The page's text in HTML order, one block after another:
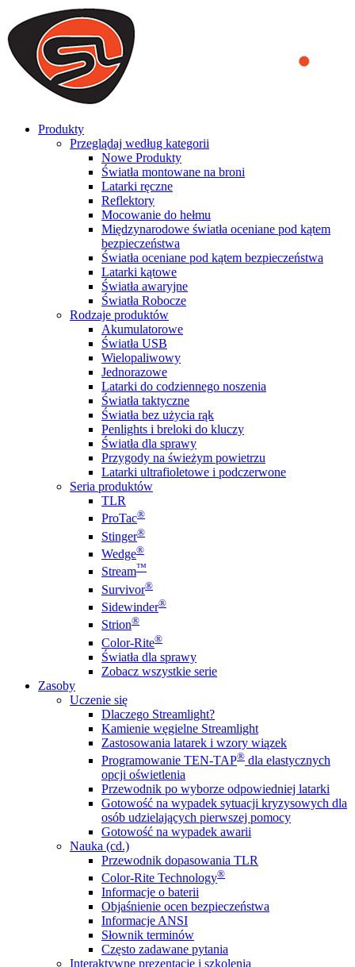
We use cookies to ensure that we provide you the best experience
on our website. By continuing to browse this website, you accept
that cookies are used to help us analyze how the website is used and
to offer you a better experience. To learn more or to find out how
you can disable cookies, you can access our
Produkty
Przeglądaj według kategorii
Nowe Produkty
Światła montowane na broni
Latarki ręczne
Reflektory
Mocowanie do hełmu
Międzynarodowe światła oceniane pod kątem
bezpieczeństwa
Światła oceniane pod kątem bezpieczeństwa
Latarki kątowe
Światła awaryjne
Światła Robocze
Rodzaje produktów
Akumulatorowe
Światła USB
Wielopaliwowy
Jednorazowe
Latarki do codziennego noszenia
Światła taktyczne
Światła bez użycia rąk
Penlights i breloki do kluczy
Światła dla sprawy
Przygody na świeżym powietrzu
Latarki ultrafioletowe i podczerwone
Seria produktów
TLR
ProTac®
Stinger®
Wedge®
Stream™
Survivor®
Sidewinder®
Strion®
Color-Rite®
Światła dla sprawy
Zobacz wszystkie serie
Zasoby
Uczenie się
Dlaczego Streamlight?
Kamienie węgielne Streamlight
Zastosowania latarek i wzory wiązek
Programowanie TEN-TAP® dla elastycznych
opcji oświetlenia
Przewodnik po wyborze odpowiedniej latarki
Gotowość na wypadek sytuacji kryzysowych dla
osób udzielających pierwszej pomocy
Gotowość na wypadek awarii
Nauka (cd.)
Przewodnik dopasowania TLR
Color-Rite Technology®
Informacje o baterii
Objaśnienie ocen bezpieczeństwa
Informacje ANSI
Słownik terminów
Często zadawane pytania
Interaktywne prezentacje i szkolenia